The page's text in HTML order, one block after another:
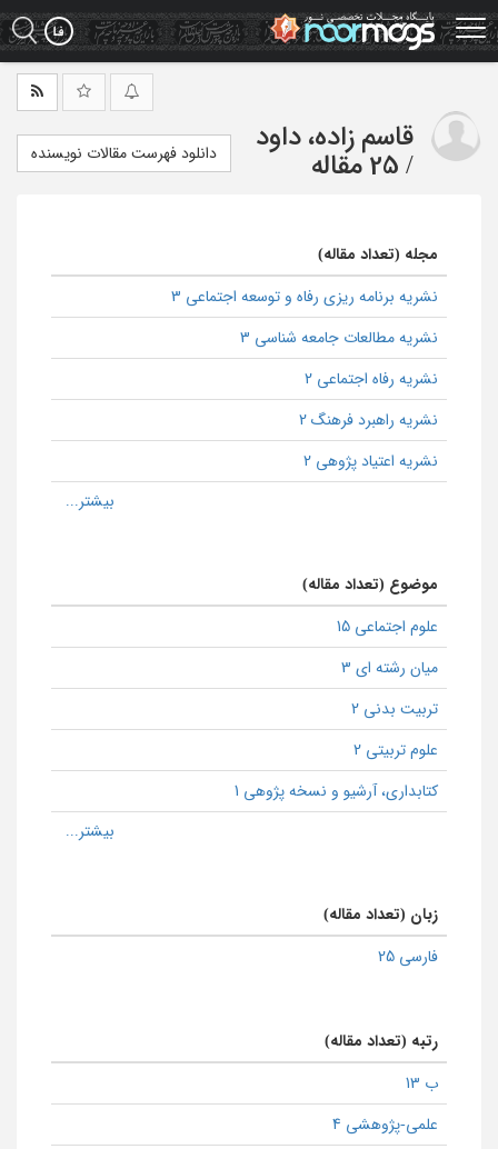
Skip
to
main
قاسم زاده، داود
/ 25 مقاله دانلود فهرست مقالات نویسنده
مجله (تعداد مقاله)
نشریه برنامه ریزی رفاه و توسعه اجتماعی 3
نشریه مطالعات جامعه شناسی 3
نشریه رفاه اجتماعی 2
نشریه راهبرد فرهنگ 2
نشریه اعتیاد پژوهی 2
موضوع (تعداد مقاله)
علوم اجتماعی 15
میان رشته ای 3
تربیت بدنی 2
علوم تربیتی 2
كتابداری، آرشیو و نسخه پژوهی 1
زبان (تعداد مقاله)
فارسی 25
رتبه (تعداد مقاله)
ب 13
علمی-پژوهشی 4